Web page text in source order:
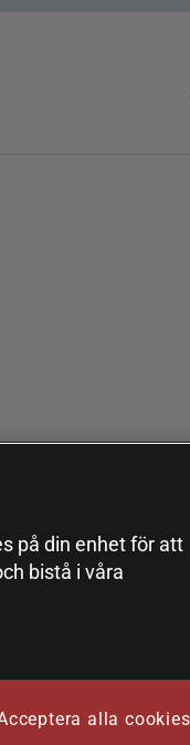
på din enhet för att
bistå i våra
alla cookies